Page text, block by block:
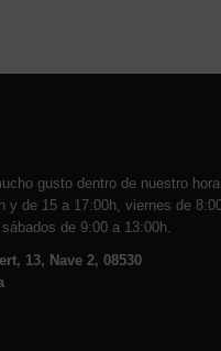
gusto dentro de nuestro
y de 15 a 17:00h, viernes de
de 9:00 a 13:00h.
13, Nave 2, 08530